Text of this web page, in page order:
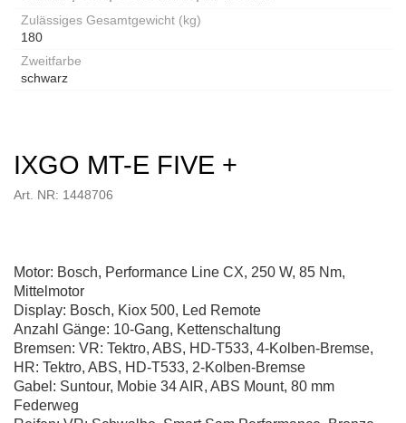
Zulässiges Gesamtgewicht (kg)
180
Zweitfarbe
schwarz
IXGO MT-E FIVE +
Art. NR: 1448706
Motor: Bosch, Performance Line CX, 250 W, 85 Nm,
Mittelmotor
Display: Bosch, Kiox 500, Led Remote
Anzahl Gänge: 10-Gang, Kettenschaltung
Bremsen: VR: Tektro, ABS, HD-T533, 4-Kolben-Bremse,
HR: Tektro, ABS, HD-T533, 2-Kolben-Bremse
Gabel: Suntour, Mobie 34 AIR, ABS Mount, 80 mm
Federweg